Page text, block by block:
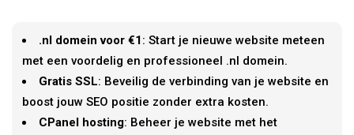
.nl domein voor €1: Start je nieuwe website meteen
met een voordelig en professioneel .nl domein.
Gratis SSL: Beveilig de verbinding van je website en
boost jouw SEO positie zonder extra kosten.
CPanel hosting: Beheer je website met het